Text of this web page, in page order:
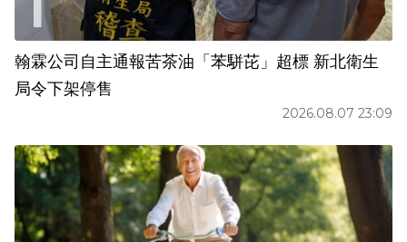
翰霖公司自主通報苦茶油「苯駢芘」超標 新北衛生
局令下架停售
2026.08.07 23:09